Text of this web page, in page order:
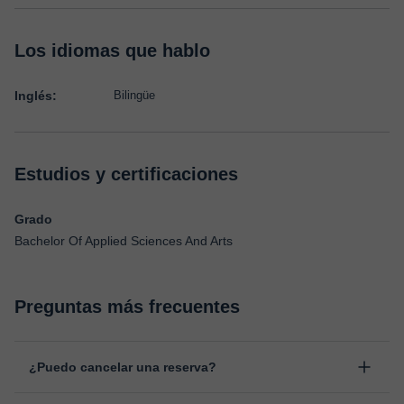
Los idiomas que hablo
Inglés: Bilingüe
Estudios y certificaciones
Grado
Bachelor Of Applied Sciences And Arts
Preguntas más frecuentes
¿Puedo cancelar una reserva?